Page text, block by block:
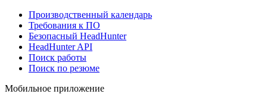
Производственный календарь
Требования к ПО
Безопасный HeadHunter
HeadHunter API
Поиск работы
Поиск по резюме
Мобильное приложение